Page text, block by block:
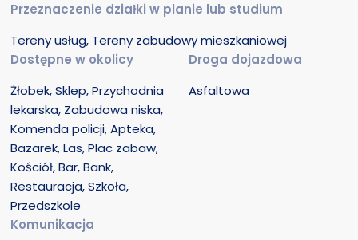
Przeznaczenie działki w planie lub studium
Tereny usług, Tereny zabudowy mieszkaniowej
Dostępne w okolicy
Żłobek, Sklep, Przychodnia
lekarska, Zabudowa niska,
Komenda policji, Apteka,
Bazarek, Las, Plac zabaw,
Kościół, Bar, Bank,
Restauracja, Szkoła,
Przedszkole
Droga dojazdowa
Asfaltowa
Komunikacja